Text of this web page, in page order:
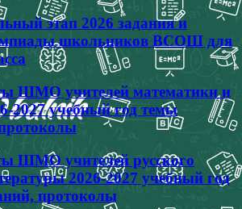
этап 2026 задания и
школьников ВСОШ для
ШМО учителей математики и
2027 учебный год темы
ШМО учителей русского
2026-2027 учебный год
протоколы